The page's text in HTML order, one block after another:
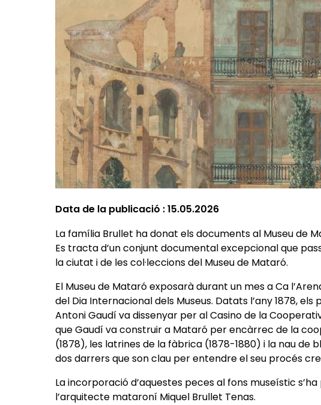
Data de la publicació :15.05.2026
La família Brullet ha donat els documents al Museu de
Es tracta d’un conjunt documental excepcional que
la ciutat i de les col·leccions del Museu de Mataró.
El Museu de Mataró exposarà durant un mes a Ca
del Dia Internacional dels Museus. Datats l’any 1878,
Antoni Gaudí va dissenyar per al Casino de la
que Gaudí va construir a Mataró per encàrrec de la
(1878), les latrines de la fàbrica (1878-1880) i la nau de
dos darrers que son clau per entendre el seu procés
La incorporació d’aquestes peces al fons museístic
l’arquitecte mataroní Miquel Brullet Tenas.